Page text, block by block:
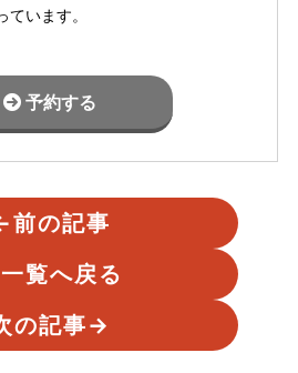
います。
予約する
前の記事
一覧へ戻る
の記事→